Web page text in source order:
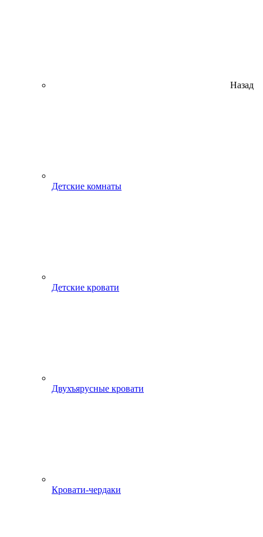
Назад
Детские комнаты
Детские кровати
Двухъярусные кровати
Кровати-чердаки